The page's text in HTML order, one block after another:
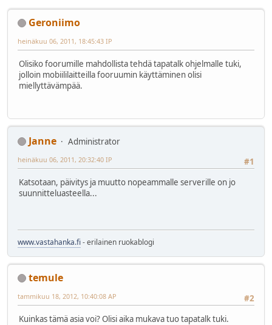
Geroniimo
heinäkuu 06, 2011, 18:45:43 IP
Olisiko foorumille mahdollista tehdä tapatalk ohjelmalle tuki,
jolloin mobiililaitteilla fooruumin käyttäminen olisi
miellyttävämpää.
Janne
Administrator
#1
heinäkuu 06, 2011, 20:32:40 IP
Katsotaan, päivitys ja muutto nopeammalle serverille on jo
suunnitteluasteella...
www.vastahanka.fi- erilainen ruokablogi
temule
#2
tammikuu 18, 2012, 10:40:08 AP
Kuinkas tämä asia voi? Olisi aika mukava tuo tapatalk tuki.